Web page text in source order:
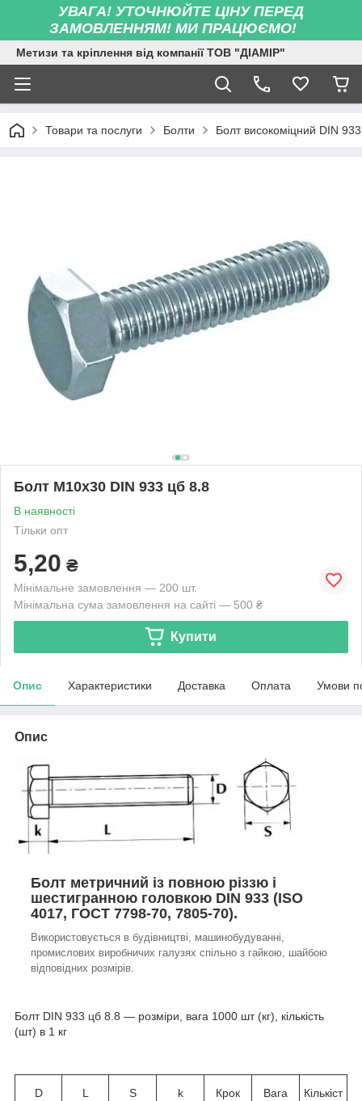
УВАГА! УТОЧНЮЙТЕ ЦІНУ ПЕРЕД
ЗАМОВЛЕННЯМ! МИ ПРАЦЮЄМО!
Метизи та кріплення від компанії ТОВ "ДІАМІР"
Товари та послуги Болти Болт високоміцний DIN
Болт М10х30 DIN 933 цб 8.8
В наявності
Тільки опт
5,20 ₴
Мінімальне замовлення — 200 шт.
Мінімальна сума замовлення на сайті — 500 ₴
Купити
Опис Характеристики Доставка Оплата Умови
Опис
Болт метричний із повною різзю і
шестигранною головкою DIN 933 (ISO
4017, ГОСТ 7798-70, 7805-70).
Використовується в будівництві, машинобудуванні,
промислових виробничих галузях спільно з гайкою, шайбою
відповідних розмірів.
Болт DIN 933 цб 8.8 — розміри, вага 1000 шт (кг), кількість
(шт) в 1 кг
D L S k
Крок
Вага
Кількіст